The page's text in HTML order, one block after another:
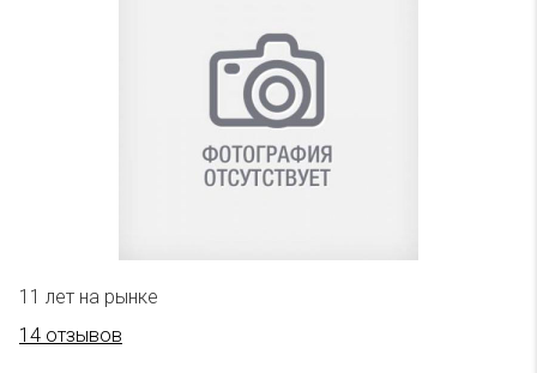
11 лет на рынке
14 отзывов